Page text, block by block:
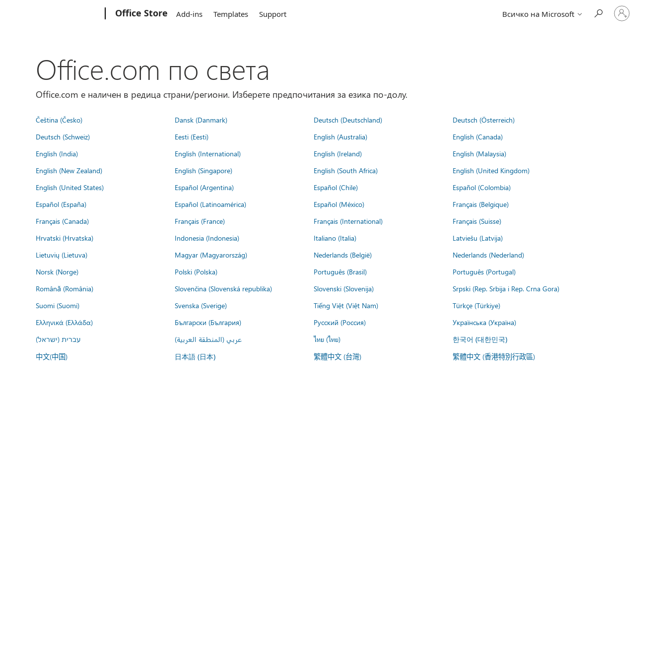
Office Store Add-ins Templates Support Всичко на Microsoft
Влезте
във
вашия
Office.com по света
Office.com е наличен в редица страни/региони. Изберете предпочитания за езика по-долу.
Čeština (Česko) Dansk (Danmark) Deutsch (Deutschland)
Deutsch (Österreich)
Deutsch (Schweiz)
Eesti (Eesti) English (Australia)
English (Canada)
English (India)
English (International) English (Ireland)
English (Malaysia)
English (New Zealand)
English (Singapore) English (South Africa)
English (United Kingdom)
English (United States)
Español (Argentina) Español (Chile)
Español (Colombia)
Español (España)
Español (Latinoamérica) Español (México)
Français (Belgique)
Français (Canada)
Français (France) Français (International)
Français (Suisse)
Hrvatski (Hrvatska)
Indonesia (Indonesia) Italiano (Italia)
Latviešu (Latvija)
Lietuvių (Lietuva)
Magyar (Magyarország) Nederlands (België)
Nederlands (Nederland)
Norsk (Norge)
Polski (Polska) Português (Brasil)
Português (Portugal)
Română (România)
Slovenčina (Slovenská republika) Slovenski (Slovenija)
Srpski (Rep. Srbija i Rep. Crna Gora)
Suomi (Suomi)
Svenska (Sverige) Tiếng Việt (Việt Nam)
Türkçe (Türkiye)
Ελληνικά (Ελλάδα)
Български (България) Русский (Россия)
Українська (Україна)
עברית (ישראל)
عربي (المنطقة العربية) ไทย (ไทย) 한국어 (대한민국)
中文(中国) 日本語 (日本) 繁體中文 (台灣) 繁體中文 (香港特別行政區)